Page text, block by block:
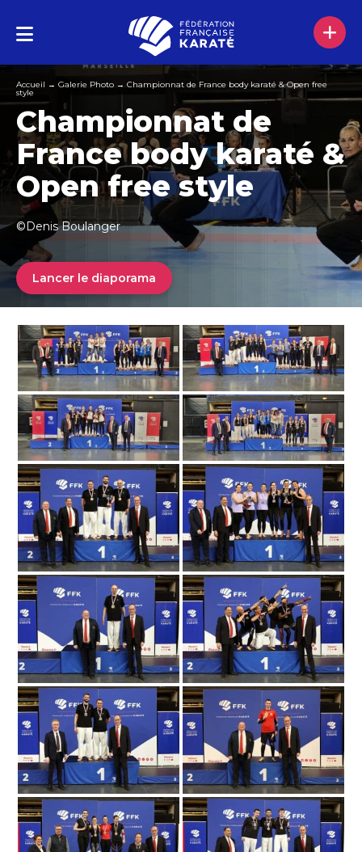
Accueil → Galerie Photo → Championnat de France body karaté & Open free
style
Championnat de
France body karaté &
Open free style
©Denis Boulanger
Lancer le diaporama